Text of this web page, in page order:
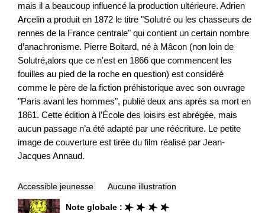
mais il a beaucoup influencé la production ultérieure. Adrien
Arcelin a produit en 1872 le titre "Solutré ou les chasseurs de
rennes de la France centrale" qui contient un certain nombre
d’anachronisme. Pierre Boitard, né à Mâcon (non loin de
Solutré,alors que ce n'est en 1866 que commencent les
fouilles au pied de la roche en question) est considéré
comme le père de la fiction préhistorique avec son ouvrage
"Paris avant les hommes", publié deux ans après sa mort en
1861. Cette édition à l’École des loisirs est abrégée, mais
aucun passage n’a été adapté par une réécriture. Le petite
image de couverture est tirée du film réalisé par Jean-
Jacques Annaud.
Accessible jeunesse Aucune illustration
Note globale :